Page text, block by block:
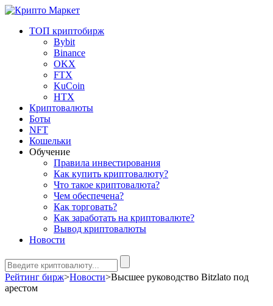
ТОП криптобирж
Bybit
Binance
OKX
FTX
KuCoin
HTX
Криптовалюты
Боты
NFT
Кошельки
Обучение
Правила инвестирования
Как купить криптовалюту?
Что такое криптовалюта?
Чем обеспечена?
Как торговать?
Как заработать на криптовалюте?
Вывод криптовалюты
Новости
Рейтинг бирж>Новости>Высшее руководство Bitzlato под
арестом